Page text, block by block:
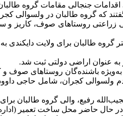
اقدامات جنجالی مقامات گروه
روستاهای صوف، کاریز و
به عنوان اراضی دولتی ثبت شد.
به‌ویژه باشنده‌گان روستا‌های صوف و
کجران، شامل حاجی
رفیع، والی گروه طالبان
ولسوالی کجران است، شامل ۹۰۰ جریب زمین